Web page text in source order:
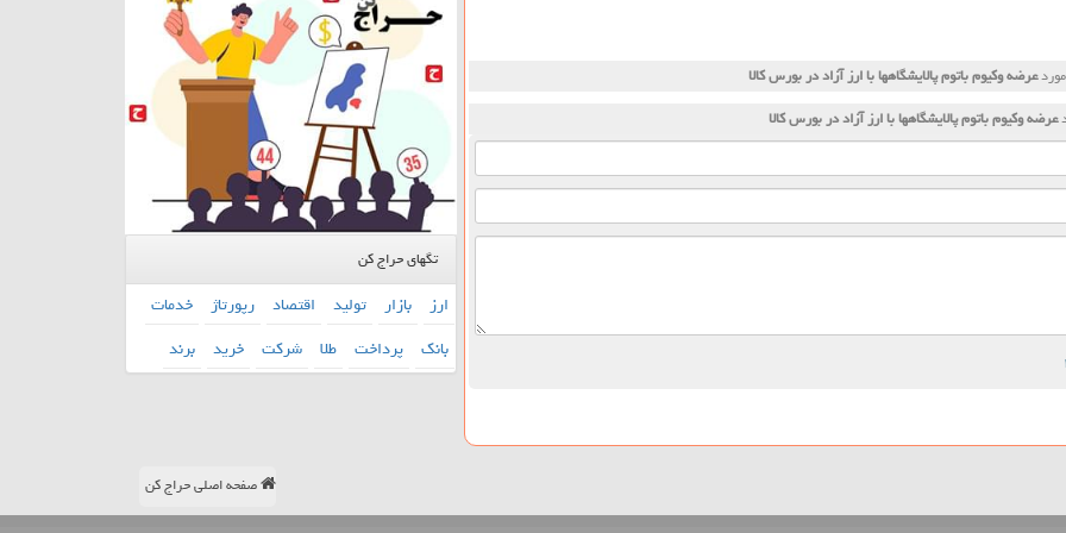
عرضه وكیوم باتوم پالایشگاهها با ارز آزاد در بورس كالا
عرضه وكیوم باتوم پالایشگاهها با ارز آزاد در بورس كالا
تگهای حراج کن
ارز بازار تولید اقتصاد رپورتاژ خدمات
بانك پرداخت طلا شركت خرید برند
صفحه اصلی حراج کن